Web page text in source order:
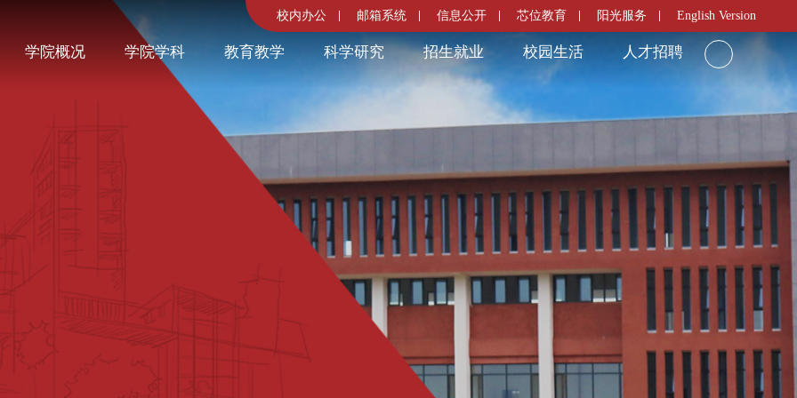
学院概况 学院学科 教育教学 科学研究 招生就业 校园生活 人才招聘
校内办公 邮箱系统 信息公开 芯位教育 阳光服务 English Version